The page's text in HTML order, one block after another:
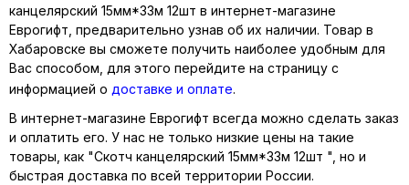
канцелярский 15мм*33м 12шт в интернет-магазине
Еврогифт, предварительно узнав об их наличии. Товар в
Хабаровске вы сможете получить наиболее удобным для
Вас способом, для этого перейдите на страницу с
информацией о доставке и оплате.
В интернет-магазине Еврогифт всегда можно сделать заказ
и оплатить его. У нас не только низкие цены на такие
товары, как "Скотч канцелярский 15мм*33м 12шт ", но и
быстрая доставка по всей территории России.